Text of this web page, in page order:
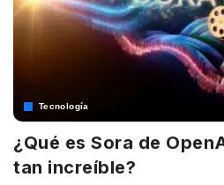
Tecnología
¿Qué es Sora de
tan increíble?